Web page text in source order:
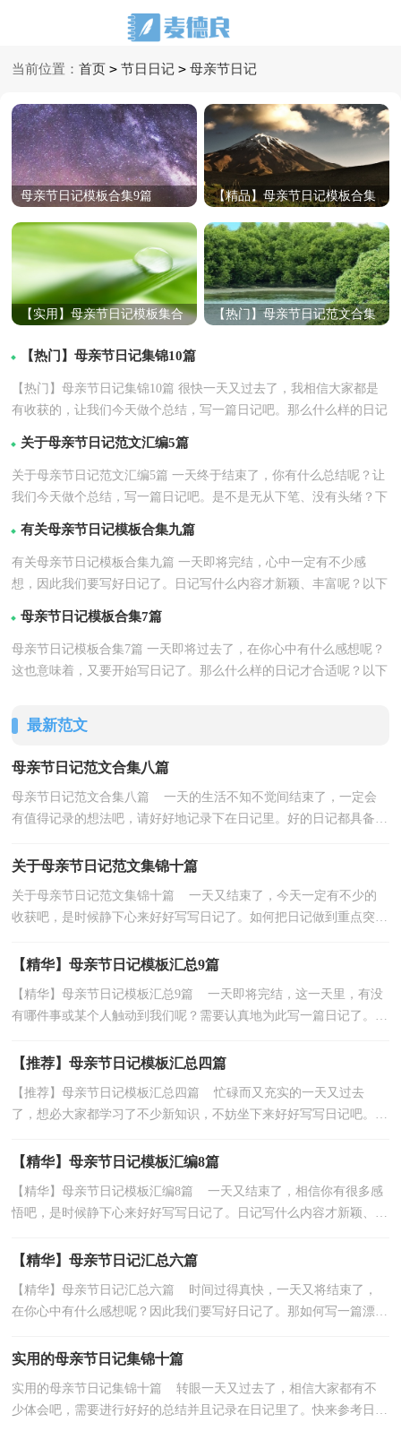
当前位置：首页 > 节日日记 > 母亲节日记
母亲节日记模板合集9篇
【精品】母亲节日记模板合集
【实用】母亲节日记模板集合
【热门】母亲节日记范文合集
【热门】母亲节日记集锦10篇
【热门】母亲节日记集锦10篇 很快一天又过去了，我相信大家都是
有收获的，让我们今天做个总结，写一篇日记吧。那么什么样的日记
才合适呢？下面是...【 详情 】
关于母亲节日记范文汇编5篇
关于母亲节日记范文汇编5篇 一天终于结束了，你有什么总结呢？让
我们今天做个总结，写一篇日记吧。是不是无从下笔、没有头绪？下
面是小编为大家...【详情 】
有关母亲节日记模板合集九篇
有关母亲节日记模板合集九篇 一天即将完结，心中一定有不少感
想，因此我们要写好日记了。日记写什么内容才新颖、丰富呢？以下
是小编精心整理的...【 详情
母亲节日记模板合集7篇
母亲节日记模板合集7篇 一天即将过去了，在你心中有什么感想呢？
这也意味着，又要开始写日记了。那么什么样的日记才合适呢？以下
最新范文
母亲节日记范文合集八篇
母亲节日记范文合集八篇 一天的生活不知不觉间结束了，一定会
有值得记录的想法吧，请好好地记录下在日记里。好的日记都具备一
关于母亲节日记范文集锦十篇
关于母亲节日记范文集锦十篇 一天又结束了，今天一定有不少的
收获吧，是时候静下心来好好写写日记了。如何把日记做到重点突出
【精华】母亲节日记模板汇总9篇
【精华】母亲节日记模板汇总9篇 一天即将完结，这一天里，有没
有哪件事或某个人触动到我们呢？需要认真地为此写一篇日记了。如
【推荐】母亲节日记模板汇总四篇
【推荐】母亲节日记模板汇总四篇 忙碌而又充实的一天又过去
了，想必大家都学习了不少新知识，不妨坐下来好好写写日记吧。在
【精华】母亲节日记模板汇编8篇
【精华】母亲节日记模板汇编8篇 一天又结束了，相信你有很多感
悟吧，是时候静下心来好好写写日记了。日记写什么内容才新颖、丰
【精华】母亲节日记汇总六篇
【精华】母亲节日记汇总六篇 时间过得真快，一天又将结束了，
在你心中有什么感想呢？因此我们要写好日记了。那如何写一篇漂亮
实用的母亲节日记集锦十篇
实用的母亲节日记集锦十篇 转眼一天又过去了，相信大家都有不
少体会吧，需要进行好好的总结并且记录在日记里了。快来参考日记